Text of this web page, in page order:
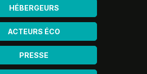
HÉBERGEURS
ACTEURS ÉCO
PRESSE